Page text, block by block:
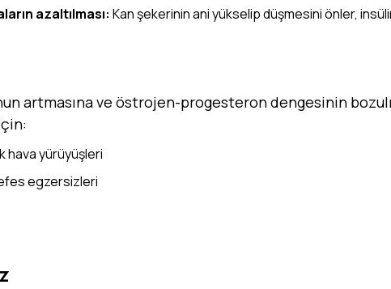
azaltılması: Kan şekerinin ani yükselip düşmesini önler,
artmasına ve östrojen-progesteron dengesinin
hava yürüyüşleri
egzersizleri